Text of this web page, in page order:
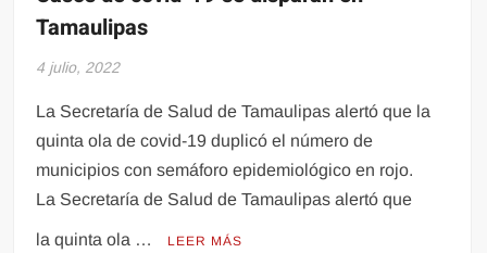
de
invertir
en
por
inseguridad
Tamaulipas
4 julio, 2022
La Secretaría de Salud de Tamaulipas alertó que la
quinta ola de covid-19 duplicó el número de
municipios con semáforo epidemiológico en rojo.
La Secretaría de Salud de Tamaulipas alertó que
la quinta ola … LEER MÁS